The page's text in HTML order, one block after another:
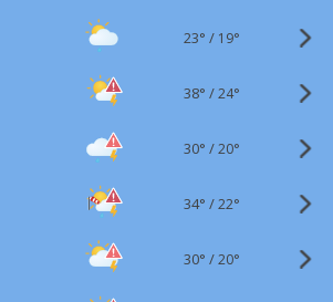
23° / 19°
38° /24°
30° /20°
34° /22°
30° /20°